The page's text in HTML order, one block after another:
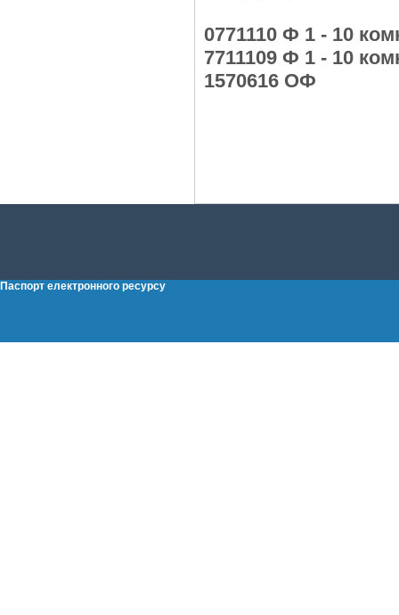
0771110 Ф 1 - 10
7711109 Ф 1 - 10
1570616 ОФ
Паспорт електронного ресурсу